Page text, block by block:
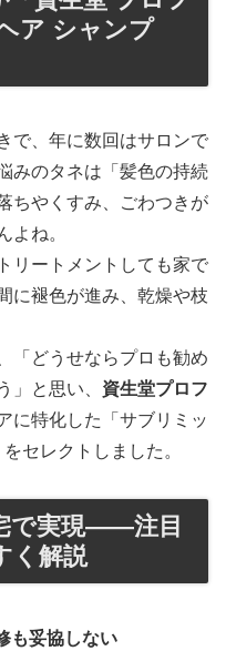
ア シャンプ
で、年に数回はサロンで
みのタネは「髪色の持続
ちやくすみ、ごわつきが
よね。
リートメントしても家で
に褪色が進み、乾燥や枝
「どうせならプロも勧め
」と思い、 資生堂プロフ
に特化した「サブリミッ
セレクトしました。
で実現――注目
く解説
も妥協しない